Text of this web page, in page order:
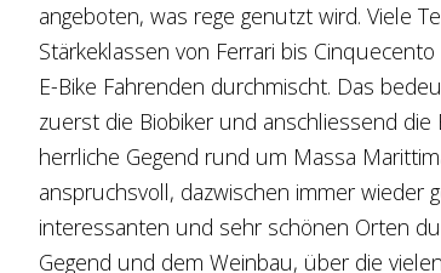
angeboten, was rege genutzt wird. Viele
Stärkeklassen von Ferrari bis
E-Bike Fahrenden durchmischt. Das
zuerst die Biobiker und anschliessend die
herrliche Gegend rund um Massa
anspruchsvoll, dazwischen immer wieder
interessanten und sehr schönen Orten
Gegend und dem Weinbau, über die